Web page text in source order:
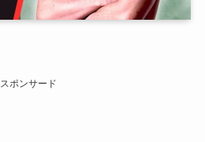
スポンサード